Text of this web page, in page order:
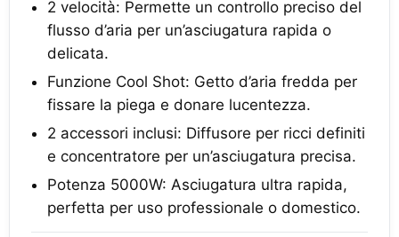
2 velocità: Permette un controllo preciso del
flusso d’aria per un’asciugatura rapida o
delicata.
Funzione Cool Shot: Getto d’aria fredda per
fissare la piega e donare lucentezza.
2 accessori inclusi: Diffusore per ricci definiti
e concentratore per un’asciugatura precisa.
Potenza 5000W: Asciugatura ultra rapida,
perfetta per uso professionale o domestico.